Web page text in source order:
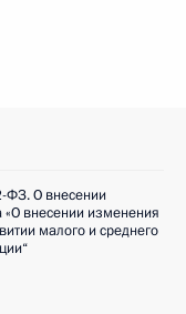
О внесении
внесении изменения
малого и среднего